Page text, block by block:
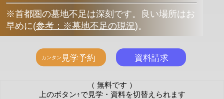
※首都圏の墓地不足は深刻です。良い場所はお
早めに(参考：※墓地不足の現況)。
（ 無料です ）
上のボタン↑で見学・資料を切替えられます